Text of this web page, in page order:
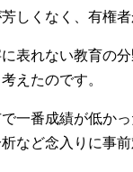
しくなく、有権
表れない教育の
えたのです。
一番成績が低か
など念入りに事